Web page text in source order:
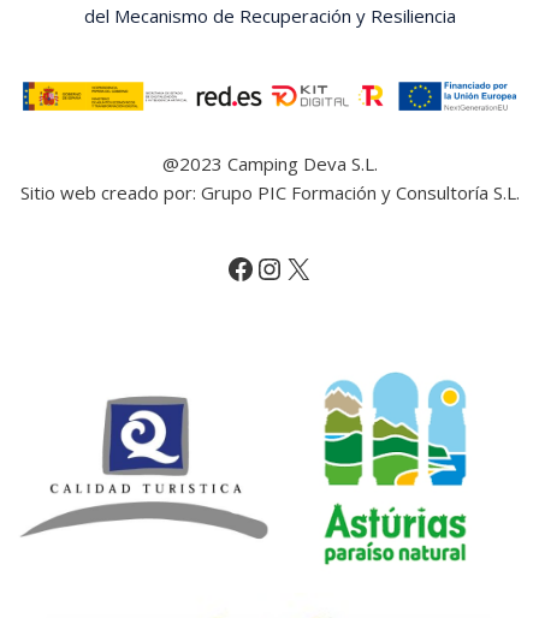
del Mecanismo de Recuperación y Resiliencia
@2023 Camping Deva S.L.
Sitio web creado por: Grupo PIC Formación y Consultoría S.L.